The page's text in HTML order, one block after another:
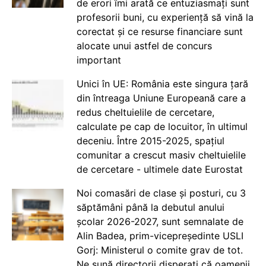
de erori îmi arată ce entuziasmați sunt
profesorii buni, cu experiență să vină la
corectat și ce resurse financiare sunt
alocate unui astfel de concurs
important
Unici în UE: România este singura țară
din întreaga Uniune Europeană care a
redus cheltuielile de cercetare,
calculate pe cap de locuitor, în ultimul
deceniu. Între 2015-2025, spațiul
comunitar a crescut masiv cheltuielile
de cercetare - ultimele date Eurostat
Noi comasări de clase și posturi, cu 3
săptămâni până la debutul anului
școlar 2026-2027, sunt semnalate de
Alin Badea, prim-vicepreședinte USLI
Gorj: Ministerul o comite grav de tot.